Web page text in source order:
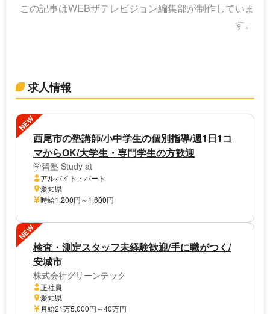
この記事はWEBザテレビジョン編集部が制作していま
す。
求人情報
NEW
西尾市の塾講師/小中学生の個別指導/週1日1コ
マからOK/大学生・専門学生の方歓迎
学習塾 Study at
アルバイト・パート
愛知県
時給1,200円～1,600円
NEW
検査・測定スタッフ未経験歓迎/手に職がつく/
安城市
株式会社グリーンテック
正社員
愛知県
月給21万5,000円～40万円